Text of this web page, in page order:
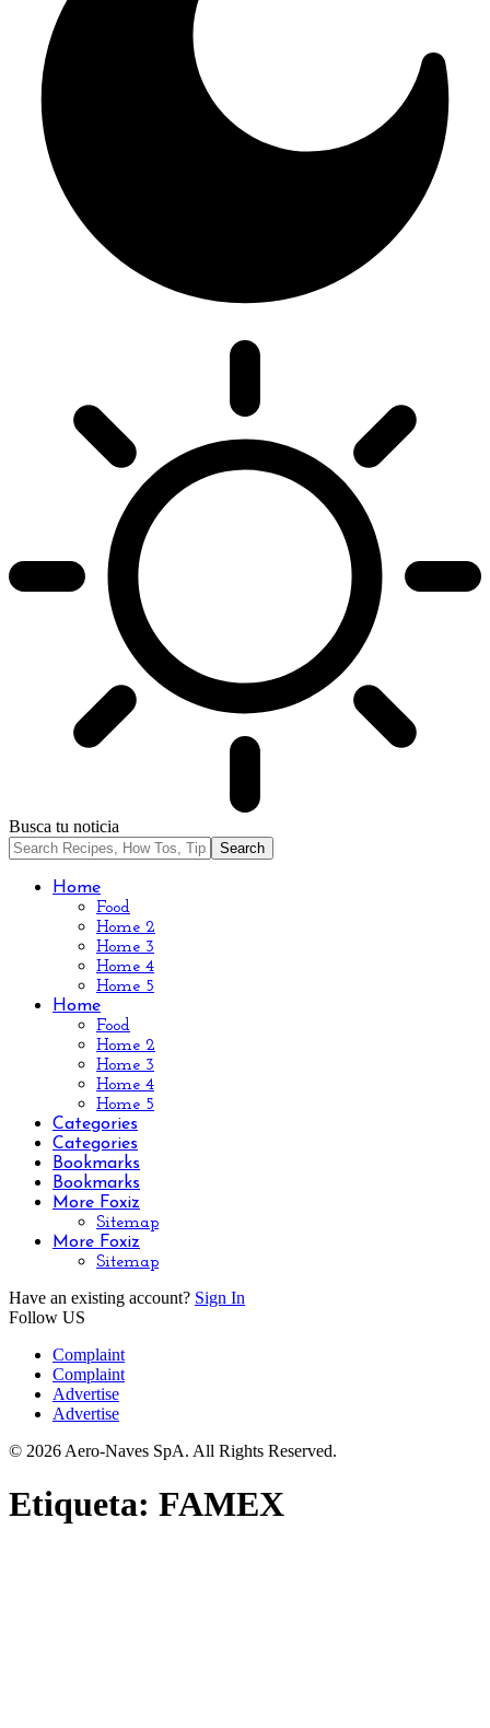
Busca tu noticia
Home
Food
Home 2
Home 3
Home 4
Home 5
Home
Food
Home 2
Home 3
Home 4
Home 5
Categories
Categories
Bookmarks
Bookmarks
More Foxiz
Sitemap
More Foxiz
Sitemap
Have an existing account? Sign In
Follow US
Complaint
Complaint
Advertise
Advertise
© 2026 Aero-Naves SpA. All Rights Reserved.
Etiqueta: FAMEX